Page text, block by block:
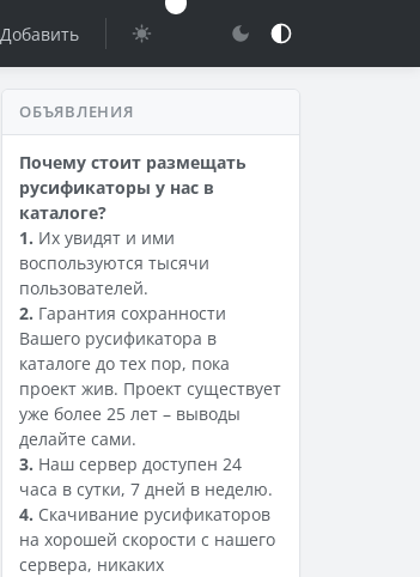
Добавить
ОБЪЯВЛЕНИЯ
Почему стоит размещать
русификаторы у нас в
каталоге?
1. Их увидят и ими
воспользуются тысячи
пользователей.
2. Гарантия сохранности
Вашего русификатора в
каталоге до тех пор, пока
проект жив. Проект существует
уже более 25 лет – выводы
делайте сами.
3. Наш сервер доступен 24
часа в сутки, 7 дней в неделю.
4. Скачивание русификаторов
на хорошей скорости с нашего
сервера, никаких